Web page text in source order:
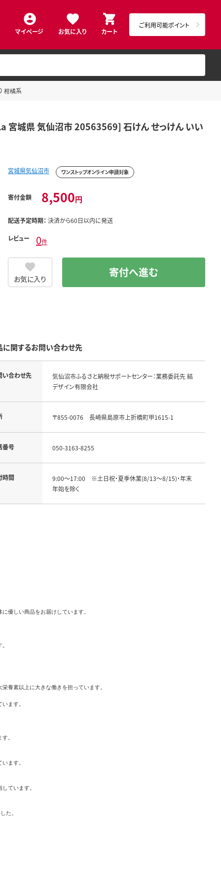
マイページ お気に入り カート
ご利用可能ポイント
柑橘系
宮城県 気仙沼市 20563569] 石けん せっけん いい
宮城県気仙沼市 ワンストップオンライン申請対象
寄付金額 8,500円
配送予定時期： 決済から60日以内に発送
レビュー 0件
お気に入り 寄付へ進む
に関するお問い合わせ先
い合わせ先
気仙沼市ふるさと納税サポートセンター：業務委託先 結
デザイン有限会社
〒855-0076　長崎県島原市上折橋町甲1615-1
番号 050-3163-8255
時間
9:00～17:00　※土日祝・夏季休業(8/13～8/15)・年末
年始を除く
優しい商品をお届けしています。
養素以上に大きな働きを担っています。
ます。
。
ます。
ています。
た。